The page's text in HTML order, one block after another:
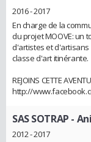
2016 - 2017
En charge de la
du projet MOOVE: un
d'artistes et
classe d'art itinérante.
REJOINS CETTE
http://
SAS SOTRAP -
2012 - 2017